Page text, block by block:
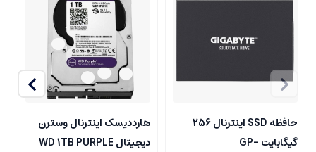
حافظه SSD اینترنال 256
گیگابایت GP-
هارددیسک اینترنال وسترن
دیجیتال WD 1TB PURPLE